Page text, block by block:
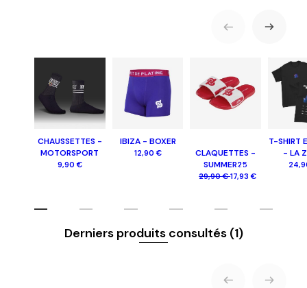
CHAUSSETTES -
MOTORSPORT
9,90 €
IBIZA - BOXER
12,90 €
CLAQUETTES -
SUMMER25
29,90 €17,93 €
-40%
T-SHIRT
- LA
Derniers produits consultés (1)